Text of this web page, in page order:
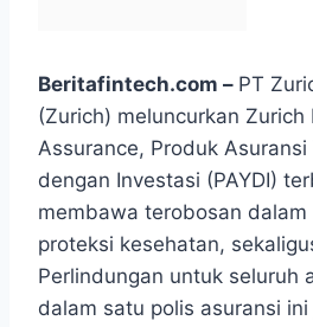
Beritafintech.com – PT
(Zurich) meluncurkan Zurich
Assurance, Produk Asuransi
dengan Investasi (PAYDI)
membawa terobosan
proteksi kesehatan,
Perlindungan untuk seluruh
dalam satu polis asuransi ini